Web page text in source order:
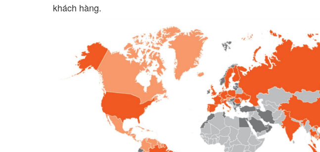
khách hàng.